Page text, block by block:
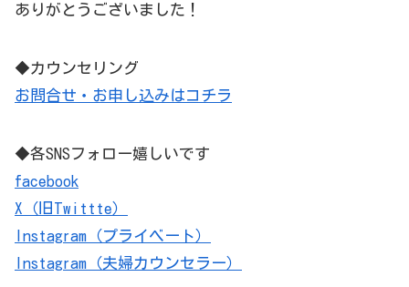
ありがとうございました！
◆カウンセリング
お問合せ・お申し込みはコチラ
◆各SNSフォロー嬉しいです
facebook
X（旧Twittte）
Instagram（プライベート）
Instagram（夫婦カウンセラー）